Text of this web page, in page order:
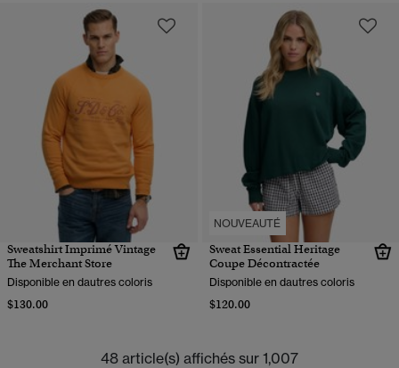
Sweatshirt Imprimé Vintage
The Merchant Store
Disponible en dautres coloris
$130.00
NOUVEAUTÉ
Sweat Essential Heritage
Coupe Décontractée
Disponible en dautres coloris
$120.00
48 article(s) affichés sur 1,007